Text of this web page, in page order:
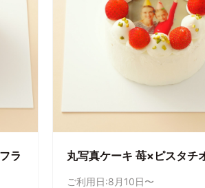
ラ
丸写真ケーキ 苺×ピスタチ
ご利用日:8月10日〜